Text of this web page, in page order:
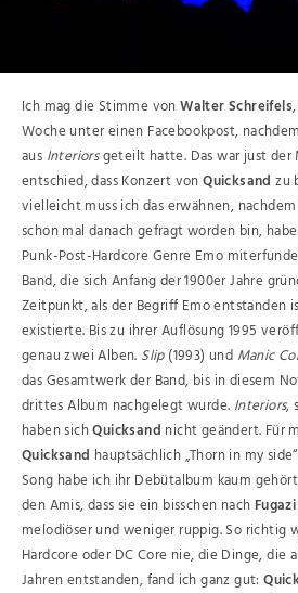
Ich mag die Stimme vonWalter Schreifels
Woche unter einen Facebookpost,
aus Interiorsgeteilt hatte. Das war just der
entschied, dass Konzert vonQuicksand zu
vielleicht muss ich das erwähnen,
schon mal danach gefragt worden bin,
Punk-Post-Hardcore Genre Emo
Band, die sich Anfang der 1900er Jahre
Zeitpunkt, als der Begriff Emo entstanden
existierte. Bis zu ihrer Auflösung 1995
genau zwei Alben. Slip(1993) und Manic
das Gesamtwerk der Band, bis in diesem
drittes Album nachgelegt wurde. Interiors,
haben sichQuicksand nicht geändert. Für
Quicksand hauptsächlich „Thorn in my
Song habe ich ihr Debütalbum kaum
den Amis, dass sie ein bisschen nach Fugazi
melodiöser und weniger ruppig. So richtig
Hardcore oder DC Core nie, die Dinge, die
Jahren entstanden, fand ich ganz gut: